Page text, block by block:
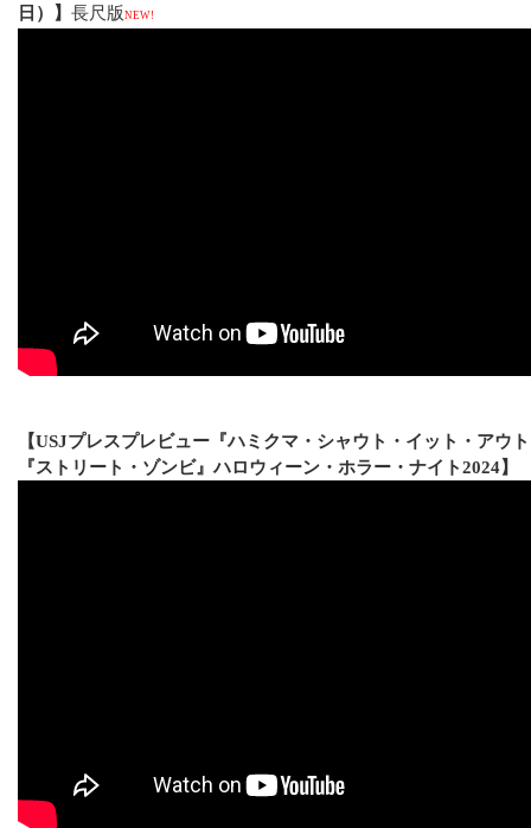
日）】 長尺版 NEW!
【USJプレスプレビュー『ハミクマ・シャウト・イット・アウ
『ストリート・ゾンビ』ハロウィーン・ホラー・ナイト2024】